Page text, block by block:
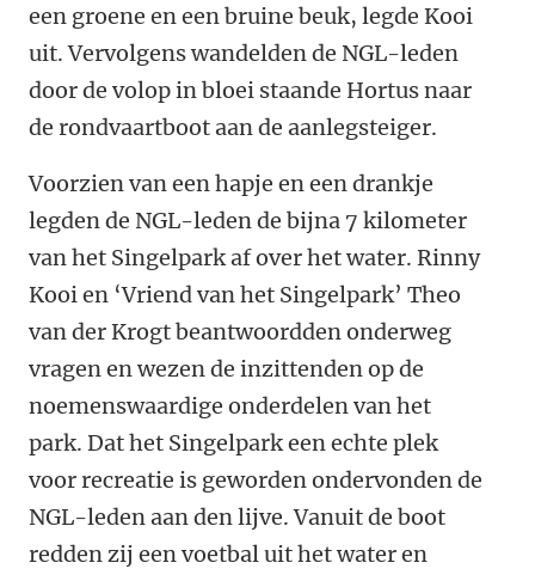
een groene en een bruine beuk, legde Kooi
uit. Vervolgens wandelden de NGL-leden
door de volop in bloei staande Hortus naar
de rondvaartboot aan de aanlegsteiger.
Voorzien van een hapje en een drankje
legden de NGL-leden de bijna 7 kilometer
van het Singelpark af over het water. Rinny
Kooi en ‘Vriend van het Singelpark’ Theo
van der Krogt beantwoordden onderweg
vragen en wezen de inzittenden op de
noemenswaardige onderdelen van het
park. Dat het Singelpark een echte plek
voor recreatie is geworden ondervonden de
NGL-leden aan den lijve. Vanuit de boot
redden zij een voetbal uit het water en